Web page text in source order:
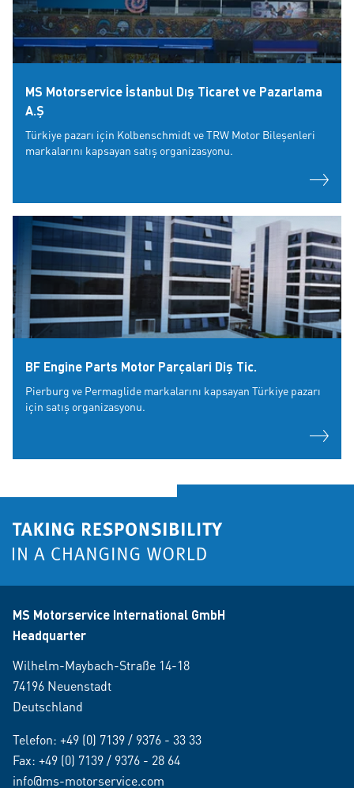
MS Motorservice İstanbul Dış Ticaret ve Pazarlama
A.Ş
Türkiye pazarı için Kolbenschmidt ve TRW Motor Bileşenleri
markalarını kapsayan satış organizasyonu.
BF Engine Parts Motor Parçalari Diş Tic.
Pierburg ve Permaglide markalarını kapsayan Türkiye pazarı
için satış organizasyonu.
MS Motorservice International GmbH
Headquarter
Wilhelm-Maybach-Straße 14-18
74196 Neuenstadt
Deutschland
Telefon: +49 (0) 7139 / 9376 - 33 33
Fax: +49 (0) 7139 / 9376 - 28 64
info@ms-motorservice.com